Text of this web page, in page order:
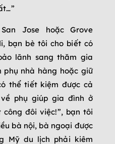
Jose hoặc Grove
bạn bè tôi cho biết có
lãnh sang thăm gia
nhà hàng hoặc giữ
thể tiết kiệm được cả
phụ giúp gia đình ở
đôi việc!”, bạn tôi
bà nội, bà ngoại được
Mỹ du lịch phải kiêm